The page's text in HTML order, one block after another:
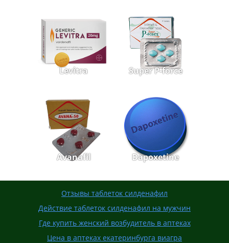
Levitra Super P-force
Avanafil Dapoxetine
Отзывы таблеток силденафил
Действие таблеток силденафил на мужчин
Где купить женский возбудитель в аптеках
Цена в аптеках екатеринбурга виагра